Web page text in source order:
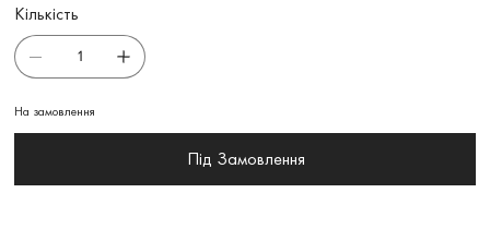
Кількість
На замовлення
Під Замовлення